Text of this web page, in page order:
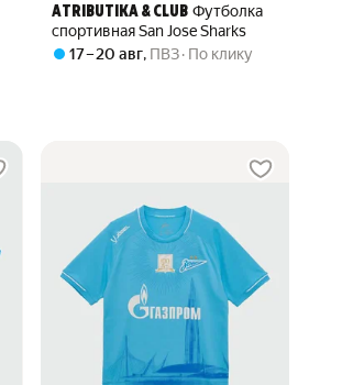
ATRIBUTIKA & CLUB Футболка
спортивная San Jose Sharks
17 – 20 авг, ПВЗ По клику